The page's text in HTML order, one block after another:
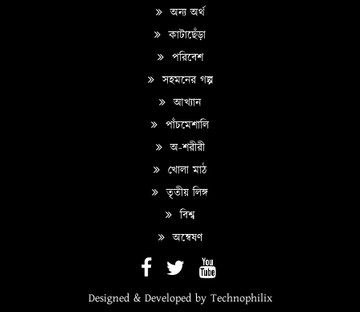
অন্য অর্থ
কাটাছেঁড়া
পরিবেশ
সহমনের গল্প
আখ্যান
পাঁচমেশালি
অ-শরীরী
খোলা মাঠ
তৃতীয় লিঙ্গ
বিশ্ব
অন্বেষণ
Designed & Developed by Technophilix